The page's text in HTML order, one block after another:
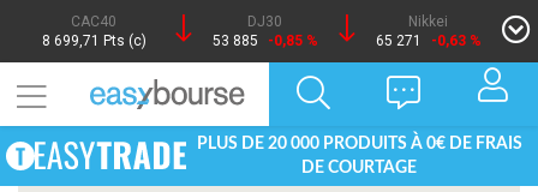
CAC40
8 699,71 Pts (c)
DJ30
53 885
-0,85 %
Nikkei
65 271
-0,63 %
PLUS DE 20 000 PRODUITS À 0€ DE FRAIS
DE COURTAGE